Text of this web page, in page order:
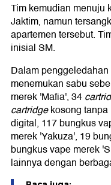
Tim kemudian menuju
Jaktim, namun
apartemen tersebut.
inisial SM.
Dalam
menemukan sabu
merek 'Mafia', 34
cartridgekosong tanpa
digital, 117 bungkus
merek 'Yakuza', 19
bungkus vape merek
lainnya dengan